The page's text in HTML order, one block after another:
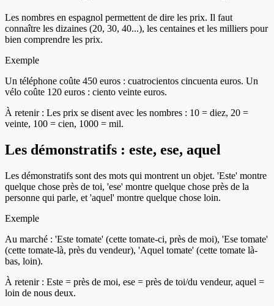
Les nombres en espagnol permettent de dire les prix. Il faut
connaître les dizaines (20, 30, 40...), les centaines et les milliers pour
bien comprendre les prix.
Exemple
Un téléphone coûte 450 euros : cuatrocientos cincuenta euros. Un
vélo coûte 120 euros : ciento veinte euros.
À retenir : Les prix se disent avec les nombres : 10 = diez, 20 =
veinte, 100 = cien, 1000 = mil.
Les démonstratifs : este, ese, aquel
Les démonstratifs sont des mots qui montrent un objet. 'Este' montre
quelque chose près de toi, 'ese' montre quelque chose près de la
personne qui parle, et 'aquel' montre quelque chose loin.
Exemple
Au marché : 'Este tomate' (cette tomate-ci, près de moi), 'Ese tomate'
(cette tomate-là, près du vendeur), 'Aquel tomate' (cette tomate là-
bas, loin).
À retenir : Este = près de moi, ese = près de toi/du vendeur, aquel =
loin de nous deux.